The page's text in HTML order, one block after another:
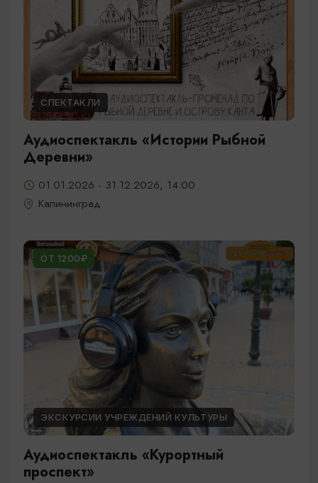
СПЕКТАКЛИ
Аудиоспектакль «Истории Рыбной
Деревни»
01.01.2026 - 31.12.2026, 14:00
Калининград
ОТ 1200₽
ЭКСКУРСИИ УЧРЕЖДЕНИЙ КУЛЬТУРЫ
Аудиоспектакль «Курортный
проспект»